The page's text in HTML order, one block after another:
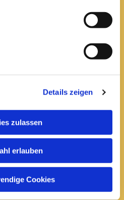
Details zeigen
zulassen
erlauben
Cookies